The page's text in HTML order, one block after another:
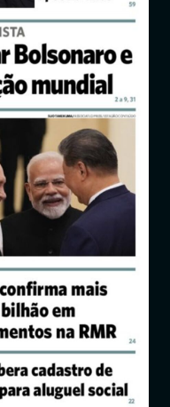
Jornais
Notícias
Entrar